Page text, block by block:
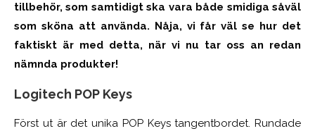
tillbehör, som samtidigt ska vara både smidiga såväl
som sköna att använda. Nåja, vi får väl se hur det
faktiskt är med detta, när vi nu tar oss an redan
nämnda produkter!
Logitech POP Keys
Först ut är det unika POP Keys tangentbordet. Rundade